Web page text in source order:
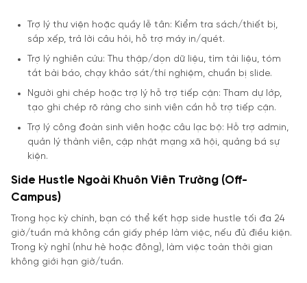
Trợ lý thư viện hoặc quầy lễ tân: Kiểm tra sách/thiết bị,
sắp xếp, trả lời câu hỏi, hỗ trợ máy in/quét.
Trợ lý nghiên cứu: Thu thập/dọn dữ liệu, tìm tài liệu, tóm
tắt bài báo, chạy khảo sát/thí nghiệm, chuẩn bị slide.
Người ghi chép hoặc trợ lý hỗ trợ tiếp cận: Tham dự lớp,
tạo ghi chép rõ ràng cho sinh viên cần hỗ trợ tiếp cận.
Trợ lý công đoàn sinh viên hoặc câu lạc bộ: Hỗ trợ admin,
quản lý thành viên, cập nhật mạng xã hội, quảng bá sự
kiện.
Side Hustle Ngoài Khuôn Viên Trường (Off-
Campus)
Trong học kỳ chính, bạn có thể kết hợp side hustle tối đa 24
giờ/tuần mà không cần giấy phép làm việc, nếu đủ điều kiện.
Trong kỳ nghỉ (như hè hoặc đông), làm việc toàn thời gian
không giới hạn giờ/tuần.